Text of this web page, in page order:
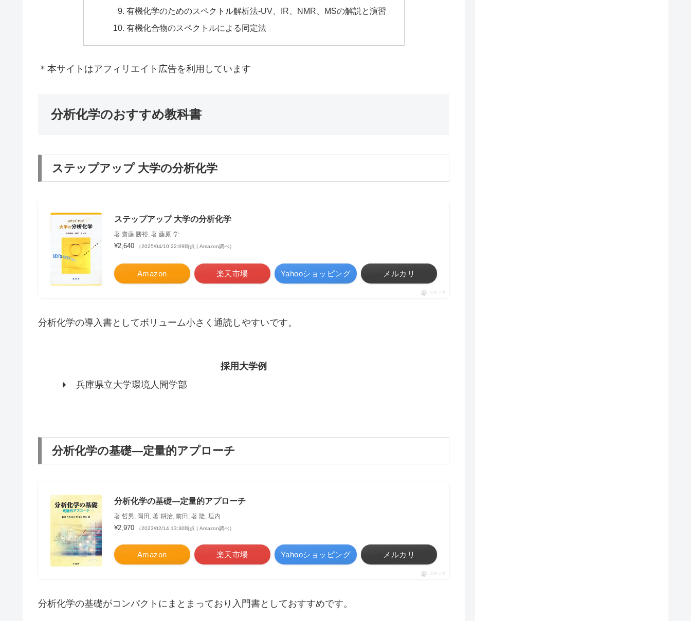
有機化学のためのスペクトル解析法-UV、IR、NMR、MSの解説と演習
有機化合物のスペクトルによる同定法
＊本サイトはアフィリエイト広告を利用しています
分析化学のおすすめ教科書
ステップアップ 大学の分析化学
ステップアップ 大学の分析化学
著:齋藤 勝裕, 著:藤原 学
¥2,640 （2025/04/10 22:09時点 | Amazon調べ）
Amazon 楽天市場 Yahooショッピング メルカリ
ポチップ
分析化学の導入書としてボリューム小さく通読しやすいです。
採用大学例
兵庫県立大学環境人間学部
分析化学の基礎―定量的アプローチ
分析化学の基礎―定量的アプローチ
著:哲男, 岡田, 著:耕治, 前田, 著:隆, 垣内
¥2,970 （2023/02/14 13:30時点 | Amazon調べ）
Amazon 楽天市場 Yahooショッピング メルカリ
ポチップ
分析化学の基礎がコンパクトにまとまっており入門書としておすすめです。